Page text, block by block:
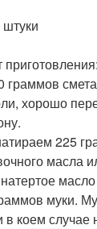
граммов
хорошо
225
масла
муки.
коем случае